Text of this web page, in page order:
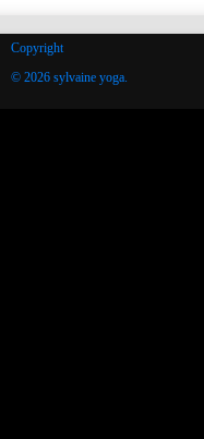
Copyright
© 2026 sylvaine yoga.